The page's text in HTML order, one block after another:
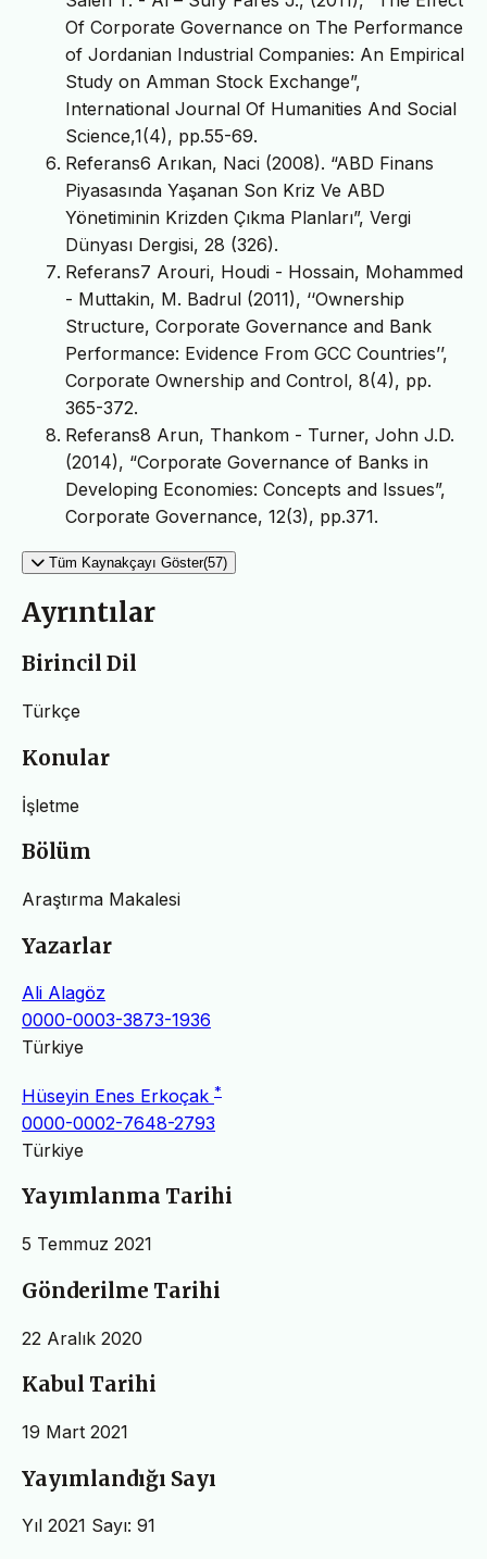
Of Corporate Governance on The Performance
of Jordanian Industrial Companies: An Empirical
Study on Amman Stock Exchange”,
International Journal Of Humanities And Social
Science,1(4), pp.55-69.
Referans6 Arıkan, Naci (2008). “ABD Finans
Piyasasında Yaşanan Son Kriz Ve ABD
Yönetiminin Krizden Çıkma Planları”, Vergi
Dünyası Dergisi, 28 (326).
Referans7 Arouri, Houdi - Hossain, Mohammed
- Muttakin, M. Badrul (2011), ‘‘Ownership
Structure, Corporate Governance and Bank
Performance: Evidence From GCC Countries’’,
Corporate Ownership and Control, 8(4), pp.
365-372.
Referans8 Arun, Thankom - Turner, John J.D.
(2014), “Corporate Governance of Banks in
Developing Economies: Concepts and Issues”,
Corporate Governance, 12(3), pp.371.
Tüm Kaynakçayı Göster(57)
Ayrıntılar
Birincil Dil
Türkçe
Konular
İşletme
Bölüm
Araştırma Makalesi
Yazarlar
Ali Alagöz
0000-0003-3873-1936
Türkiye
Hüseyin Enes Erkoçak *
0000-0002-7648-2793
Türkiye
Yayımlanma Tarihi
5 Temmuz 2021
Gönderilme Tarihi
22 Aralık 2020
Kabul Tarihi
19 Mart 2021
Yayımlandığı Sayı
Yıl 2021 Sayı: 91